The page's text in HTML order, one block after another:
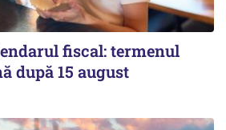
fiscal: termenul
după 15 august